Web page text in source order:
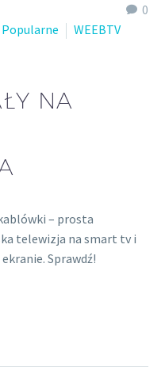
0
Popularne
WEEBTV
NA
– prosta
telewizja na smart tv i
Sprawdź!